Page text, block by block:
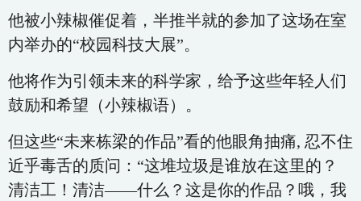
他被小辣椒催促着，半推半就的参加了这场在室
内举办的“校园科技大展”。
他将作为引领未来的科学家，给予这些年轻人们
鼓励和希望（小辣椒语）。
但这些“未来栋梁的作品”看的他眼角抽痛, 忍不住
近乎毒舌的质问：“这堆垃圾是谁放在这里的？
清洁工！清洁——什么？这是你的作品？哦，我